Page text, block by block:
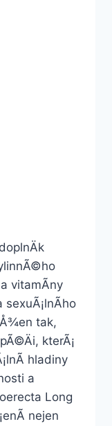
vitamÃ­ny
sexuÃ¡lnÃ­ho
tak,
kterÃ¡
hladiny
a
Long
nejen